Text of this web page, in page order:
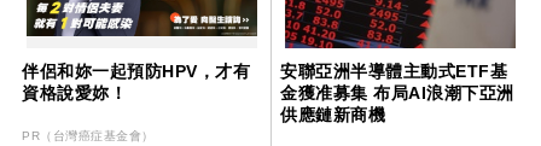
伴侶和妳一起預防HPV，才有
資格說愛妳！
PR（台灣癌症基金會）
安聯亞洲半導體主動式ETF基
金獲准募集 布局AI浪潮下亞洲
供應鏈新商機